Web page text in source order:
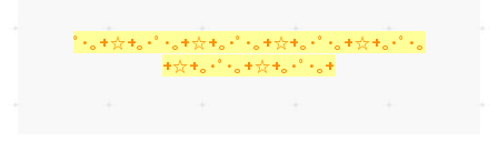
ﾟ･｡+☆+｡･ﾟ･｡+☆+｡･ﾟ･｡+☆+｡･ﾟ･｡+☆+｡･ﾟ･｡
+☆+｡･ﾟ･｡+☆+｡･ﾟ･｡+